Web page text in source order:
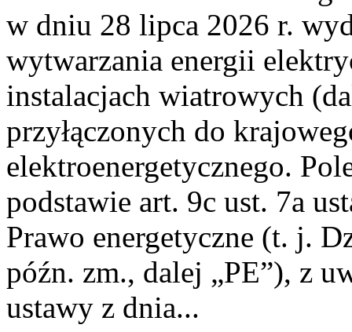
w dniu 28 lipca 2026 r.
wytwarzania energii
instalacjach wiatrowych
przyłączonych do
elektroenergetycznego.
podstawie art. 9c ust. 7a
Prawo energetyczne (t. j.
późn. zm., dalej „PE”), z
ustawy z dnia...